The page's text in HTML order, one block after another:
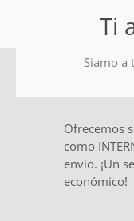
Ti
Siamo a
Ofrecemos
como
envío. ¡Un
económico!